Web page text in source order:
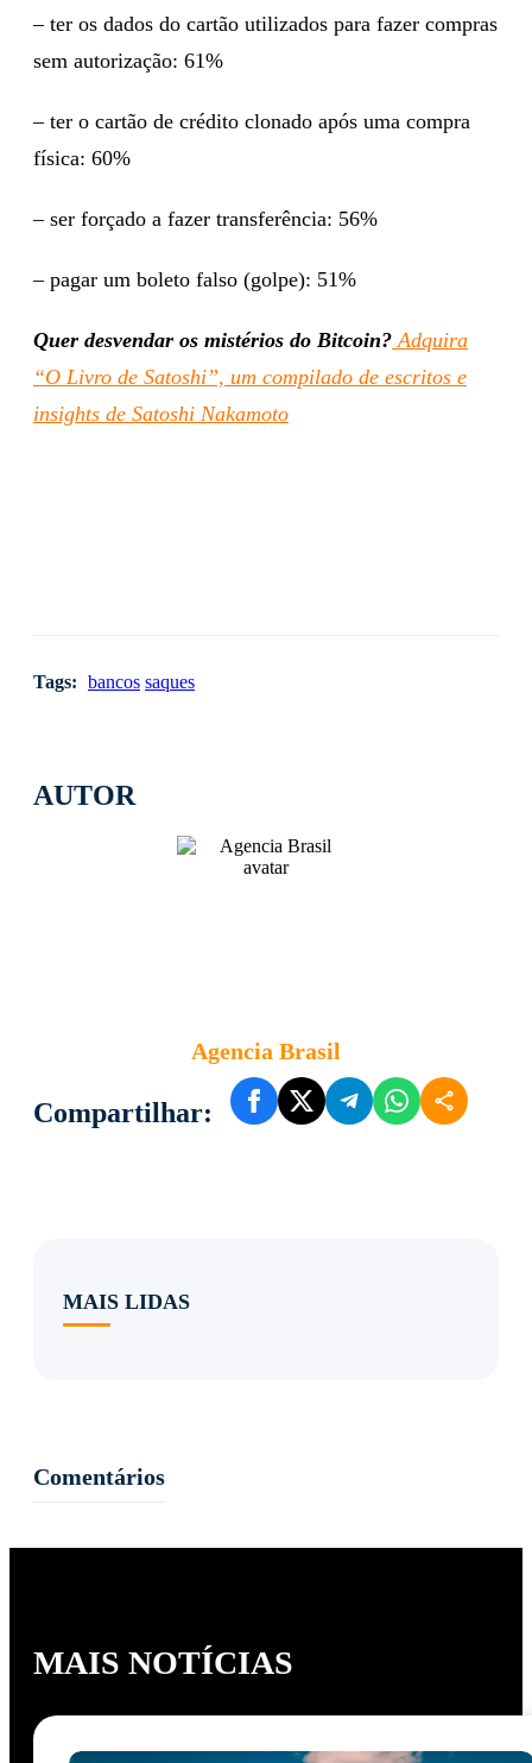
AUTOR
Agencia Brasil
Compartilhar:
– ter os dados do cartão utilizados para fazer compras
sem autorização: 61%
– ter o cartão de crédito clonado após uma compra
física: 60%
– ser forçado a fazer transferência: 56%
– pagar um boleto falso (golpe): 51%
Quer desvendar os mistérios do Bitcoin? Adquira
“O Livro de Satoshi”, um compilado de escritos e
insights de Satoshi Nakamoto
Tags: bancos saques
MAIS LIDAS
Comentários
MAIS NOTÍCIAS